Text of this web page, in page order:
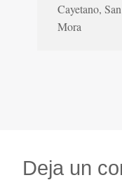
Cayetano,
Mora
Deja un